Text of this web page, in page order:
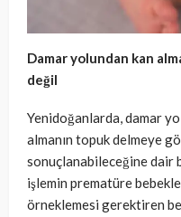
Damar yolundan kan
değil
Yenidoğanlarda, damar
almanın topuk delmeye
sonuçlanabileceğine dair
işlemin prematüre
örneklemesi gerektiren